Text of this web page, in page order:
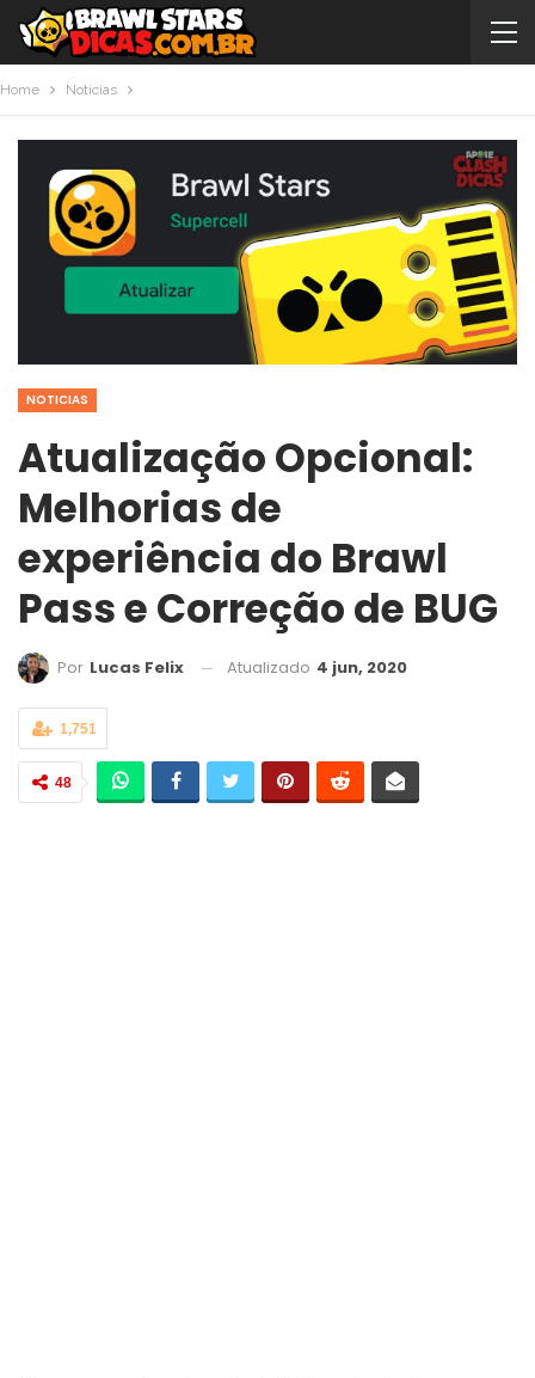
Home Noticias
NOTICIAS
Atualização Opcional:
Melhorias de
experiência do Brawl
Pass e Correção de BUG
Por Lucas Felix Atualizado 4 jun, 2020
1,751
48